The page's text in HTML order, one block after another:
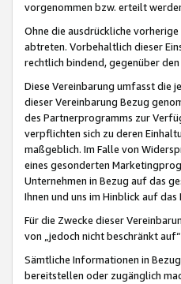
vorgenommen bzw. erteilt
Ohne die ausdrückliche
abtreten. Vorbehaltlich dieser
rechtlich bindend, gegenüber
Diese Vereinbarung umfasst die
dieser Vereinbarung Bezug
des Partnerprogramms zur
verpflichten sich zu deren
maßgeblich. Im Falle von
eines gesonderten
Unternehmen in Bezug auf das
Ihnen und uns im Hinblick auf
Für die Zwecke dieser
von „jedoch nicht beschränkt
Sämtliche Informationen in
bereitstellen oder zugänglich